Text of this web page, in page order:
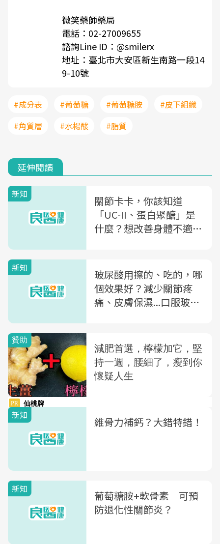
微笑藥師藥局
電話：02-27009655
諮詢Line ID：@smilerx
地址：臺北市大安區新生南路一段14
9-10號
#成分表 #葡萄糖 #葡萄糖胺
#皮下組織
#角質層
#水楊酸 #脂質
延伸閱讀
新知
關節卡卡，你該知道
「UC-II、蛋白聚醣」是
什麼？想改善身體不適，
新知
玻尿酸用擦的、吃的，哪
個效果好？減少關節疼
痛、皮膚保濕...口服玻尿
新知 維骨力補鈣？大錯特錯！
新知
葡萄糖胺+軟骨素 可預
防退化性關節炎？